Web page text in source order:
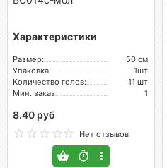
Характеристики
Размер:
50 см
Упаковка:
1шт
Количество голов:
11 шт
Мин. заказ
1
8.40 руб
Нет отзывов